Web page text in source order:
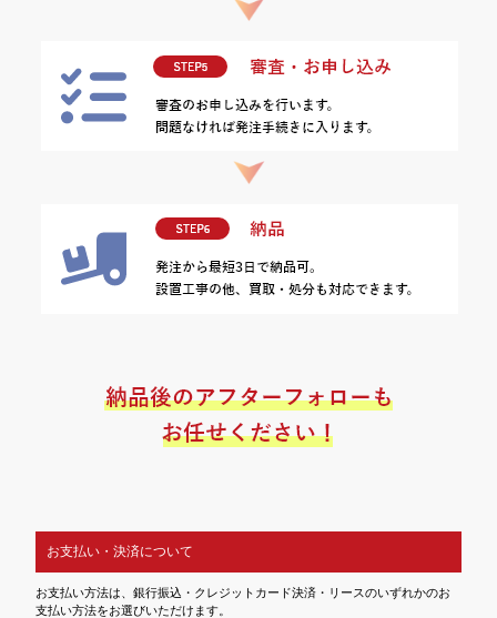
お支払い・決済について
お支払い方法は、銀行振込・クレジットカード決済・リースのいずれかのお
支払い方法をお選びいただけます。